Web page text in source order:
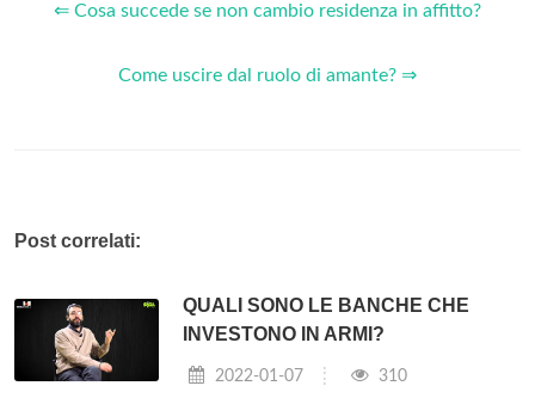
⇐ Cosa succede se non cambio residenza in affitto?
Come uscire dal ruolo di amante? ⇒
Post correlati:
QUALI SONO LE BANCHE CHE
INVESTONO IN ARMI?
2022-01-07 310